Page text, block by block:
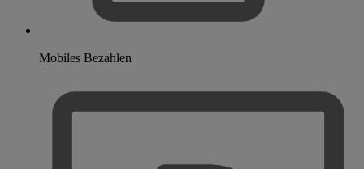
Mobiles Bezahlen